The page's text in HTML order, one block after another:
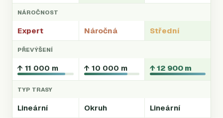
NÁROČNOST
Expert Náročná Střední
PŘEVÝŠENÍ
↑ 11 000 m ↑ 10 000 m ↑ 12 900 m
TYP TRASY
Lineární Okruh Lineární